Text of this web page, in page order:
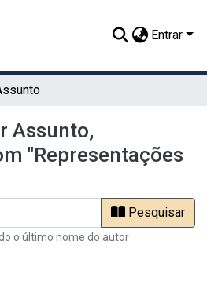
Entrar
Assunto,
"Representações
Pesquisar
o último nome do autor